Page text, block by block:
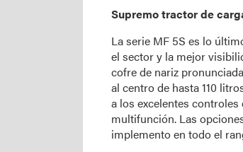
Supremo tractor de
La serie MF 5S es lo
el sector y la mejor
cofre de nariz
al centro de hasta 110
a los excelentes
multifunción. Las
implemento en todo el